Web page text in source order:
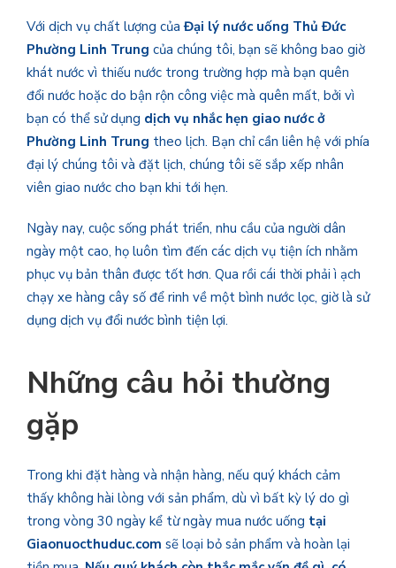
Với dịch vụ chất lượng củaĐại lý nước uống Thủ Đức
Phường Linh Trung của chúng tôi, bạn sẽ không bao giờ
khát nước vì thiếu nước trong trường hợp mà bạn quên
đổi nước hoặc do bận rộn công việc mà quên mất, bởi vì
bạn có thể sử dụng dịch vụ nhắc hẹn giao nước ở
Phường Linh Trung theo lịch. Bạn chỉ cần liên hệ với phía
đại lý chúng tôi và đặt lịch, chúng tôi sẽ sắp xếp nhân
viên giao nước cho bạn khi tới hẹn.
Ngày nay, cuộc sống phát triển, nhu cầu của người dân
ngày một cao, họ luôn tìm đến các dịch vụ tiện ích nhằm
phục vụ bản thân được tốt hơn. Qua rồi cái thời phải ì ạch
chạy xe hàng cây số để rinh về một bình nước lọc, giờ là sử
dụng dịch vụ đổi nước bình tiện lợi.
Những câu hỏi thường
gặp
Trong khi đặt hàng và nhận hàng, nếu quý khách cảm
thấy không hài lòng với sản phẩm, dù vì bất kỳ lý do gì
trong vòng 30 ngày kể từ ngày mua nước uống tại
Giaonuocthuduc.com sẽ loại bỏ sản phẩm và hoàn lại